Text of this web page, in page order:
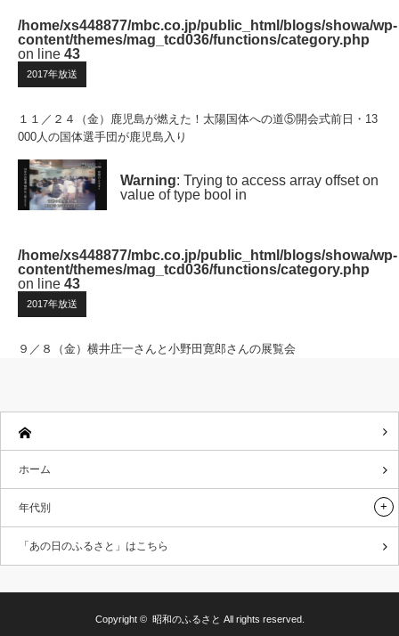
/home/xs448877/mbc.co.jp/public_html/blogs/showa/wp-
content/themes/mag_tcd036/functions/category.php
on line 43
2017年放送
１１／２４（金）鹿児島が燃えた！太陽国体への道⑤開会式前日・13
000人の国体選手団が鹿児島入り
Warning: Trying to access array offset on
value of type bool in
/home/xs448877/mbc.co.jp/public_html/blogs/showa/wp-
content/themes/mag_tcd036/functions/category.php
on line 43
2017年放送
９／８（金）横井庄一さんと小野田寛郎さんの展覧会
ホーム
年代別
「あの日のふるさと」はこちら
Copyright © 昭和のふるさと All rights reserved.